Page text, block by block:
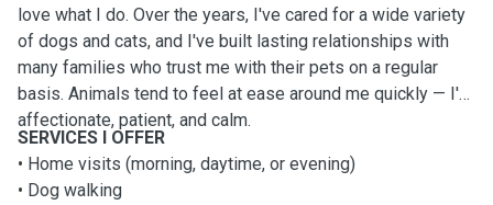
love what I do. Over the years, I've cared for a wide variety
of dogs and cats, and I've built lasting relationships with
many families who trust me with their pets on a regular
basis. Animals tend to feel at ease around me quickly — I'm
affectionate, patient, and calm.
SERVICES I OFFER
• Home visits (morning, daytime, or evening)
• Dog walking